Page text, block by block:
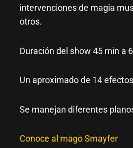
intervenciones de magia
otros.
Duración del show 45 min a
Un aproximado de 14
Se manejan diferentes
Conoce al mago Smayfer